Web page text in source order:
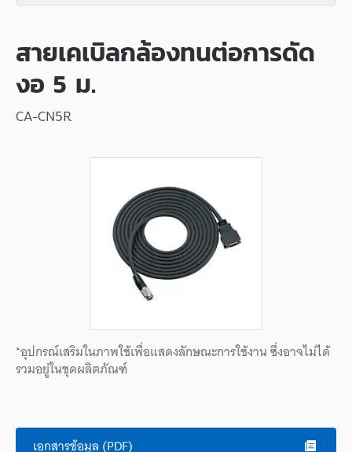
สายเคเบิลกล้องทนต่อการดัด
งอ 5 ม.
CA-CN5R
*อุปกรณ์เสริมในภาพใช้เพื่อแสดงลักษณะการใช้งาน ซึ่งอาจไม่ได้
รวมอยู่ในชุดผลิตภัณฑ์
เอกสารข้อมูล (PDF)